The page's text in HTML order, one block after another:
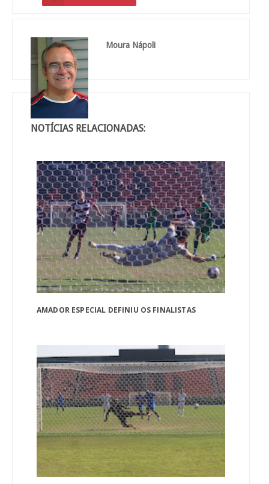
Moura Nápoli
NOTÍCIAS RELACIONADAS:
AMADOR ESPECIAL DEFINIU OS FINALISTAS